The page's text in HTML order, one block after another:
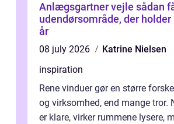
Anlægsgartner vejle sådan får du et
udendørsområde, der holder
år
08 july 2026
Katrine Nielsen
inspiration
Rene vinduer gør en større
og virksomhed, end mange tror.
er klare, virker rummene lysere,